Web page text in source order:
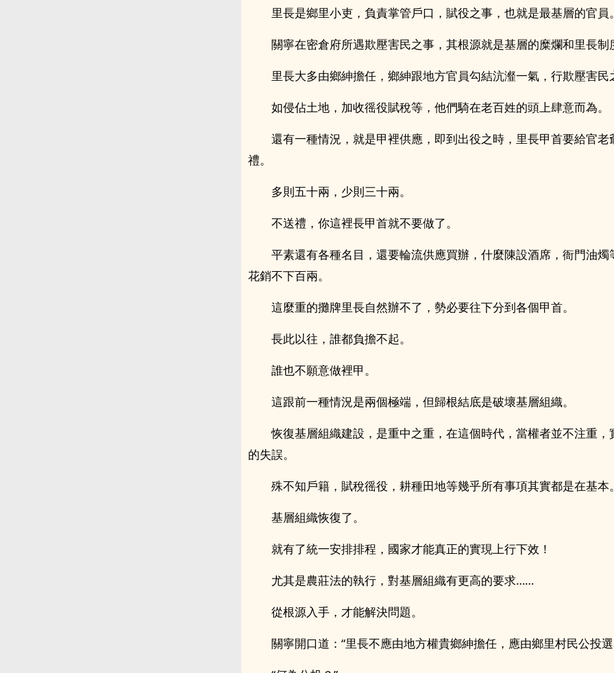
里長是鄉里小吏，負責掌管戶口，賦役之事，也就是最基層的官員
關寧在密倉府所遇欺壓害民之事，其根源就是基層的糜爛和里長制
里長大多由鄉紳擔任，鄉紳跟地方官員勾結沆瀣一氣，行欺壓害民
如侵佔土地，加收徭役賦稅等，他們騎在老百姓的頭上肆意而為。
還有一種情況，就是甲裡供應，即到出役之時，里長甲首要給官老
禮。
多則五十兩，少則三十兩。
不送禮，你這裡長甲首就不要做了。
平素還有各種名目，還要輪流供應買辦，什麼陳設酒席，衙門油燭
花銷不下百兩。
這麼重的攤牌里長自然辦不了，勢必要往下分到各個甲首。
長此以往，誰都負擔不起。
誰也不願意做裡甲。
這跟前一種情況是兩個極端，但歸根結底是破壞基層組織。
恢復基層組織建設，是重中之重，在這個時代，當權者並不注重，
的失誤。
殊不知戶籍，賦稅徭役，耕種田地等幾乎所有事項其實都是在基本
基層組織恢復了。
就有了統一安排排程，國家才能真正的實現上行下效！
尤其是農莊法的執行，對基層組織有更高的要求……
從根源入手，才能解決問題。
關寧開口道：“里長不應由地方權貴鄉紳擔任，應由鄉里村民公投